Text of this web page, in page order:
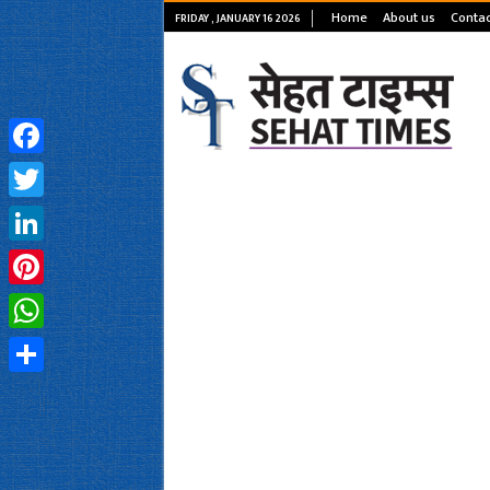
FRIDAY , JANUARY 16 2026 Home About us
Facebook
Twitter
LinkedIn
Pinterest
WhatsApp
Share